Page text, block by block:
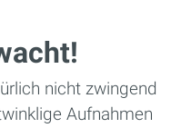
nicht zwingend
Aufnahmen